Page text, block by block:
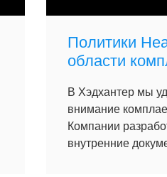
Политики
области
В Хэдхантер мы
внимание
Компании
внутренние